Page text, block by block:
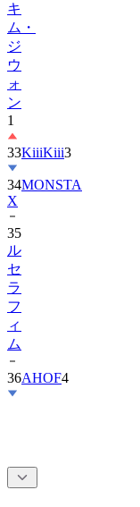
キ
ム・
ジ
ウ
ォ
ン
1
33KiiiKiii3
34MONSTA
X
35
ル
セ
ラ
フ
ィ
ム
36AHOF4